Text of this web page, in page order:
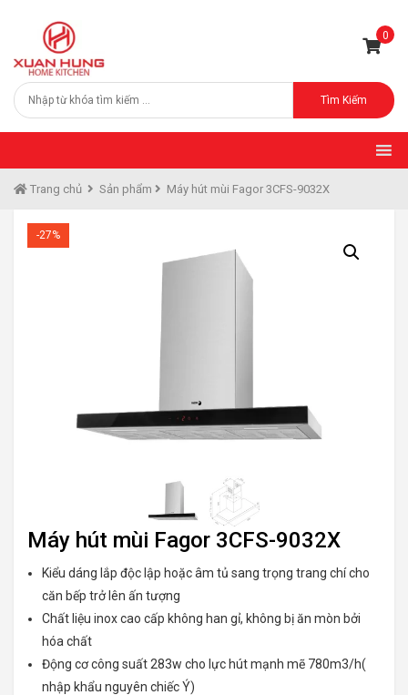
0
Tìm Kiếm
Trang chủ Sản phẩm Máy hút mùi Fagor 3CFS-9032X
-27%
Máy hút mùi Fagor 3CFS-9032X
Kiểu dáng lắp độc lập hoặc âm tủ sang trọng trang chí cho
căn bếp trở lên ấn tượng
Chất liệu inox cao cấp không han gỉ, không bị ăn mòn bởi
hóa chất
Động cơ công suất 283w cho lực hút mạnh mẽ 780m3/h(
nhập khẩu nguyên chiếc Ý)